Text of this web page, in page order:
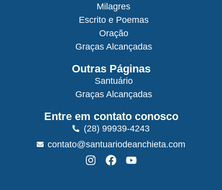
Milagres
Escrito e Poemas
Oração
Graças Alcançadas
Outras Páginas
Santuário
Graças Alcançadas
Entre em contato conosco
(28) 99939-4243
contato@santuariodeanchieta.com